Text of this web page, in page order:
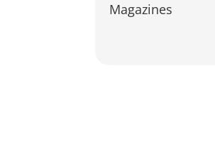
Magazines